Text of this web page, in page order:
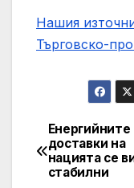
Нашия
Търговско-
Post
Енергийните
доставки на
нацията се
стабилни